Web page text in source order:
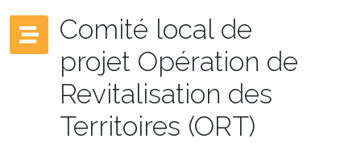
Comité local de
projet Opération de
Revitalisation des
Territoires (ORT)